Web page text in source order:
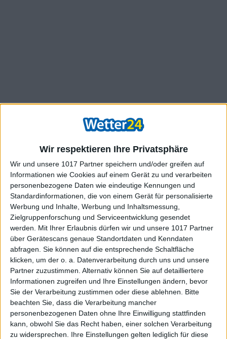
Wir respektieren Ihre Privatsphäre
Wir und unsere 1017 Partner speichern und/oder greifen auf
Informationen wie Cookies auf einem Gerät zu und verarbeiten
personenbezogene Daten wie eindeutige Kennungen und
Standardinformationen, die von einem Gerät für personalisierte
Werbung und Inhalte, Werbung und Inhaltsmessung,
Zielgruppenforschung und Serviceentwicklung gesendet
werden.
Mit Ihrer Erlaubnis dürfen wir und unsere 1017 Partner
über Gerätescans genaue Standortdaten und Kenndaten
abfragen. Sie können auf die entsprechende Schaltfläche
klicken, um der o. a. Datenverarbeitung durch uns und unsere
Partner zuzustimmen. Alternativ können Sie auf detailliertere
Informationen zugreifen und Ihre Einstellungen ändern, bevor
Sie der Verarbeitung zustimmen oder diese ablehnen.
Bitte
beachten Sie, dass die Verarbeitung mancher
personenbezogenen Daten ohne Ihre Einwilligung stattfinden
kann, obwohl Sie das Recht haben, einer solchen Verarbeitung
zu widersprechen. Ihre Einstellungen gelten lediglich für diese